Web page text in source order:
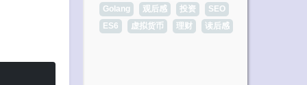
Golang
观后感 投资
SEO
ES6
虚拟货币 理财 读后感